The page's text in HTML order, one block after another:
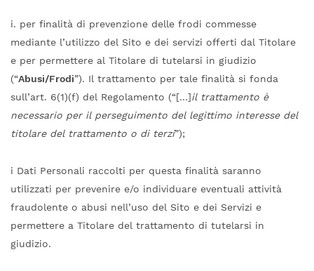
i. per finalità di prevenzione delle frodi commesse
mediante l’utilizzo del Sito e dei servizi offerti dal Titolare
e per permettere al Titolare di tutelarsi in giudizio
(“Abusi/Frodi”). Il trattamento per tale finalità si fonda
sull’art. 6(1)(f) del Regolamento (“[…]il trattamento è
necessario per il perseguimento del legittimo interesse del
titolare del trattamento o di terzi”);
i Dati Personali raccolti per questa finalità saranno
utilizzati per prevenire e/o individuare eventuali attività
fraudolente o abusi nell’uso del Sito e dei Servizi e
permettere a Titolare del trattamento di tutelarsi in
giudizio.